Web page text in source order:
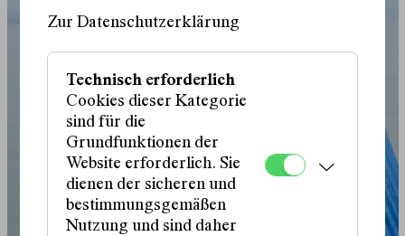
Zur Datenschutzerklärung
Technisch erforderlich
Cookies dieser Kategorie
sind für die
Grundfunktionen der
Website erforderlich. Sie
dienen der sicheren und
bestimmungsgemäßen
Nutzung und sind daher